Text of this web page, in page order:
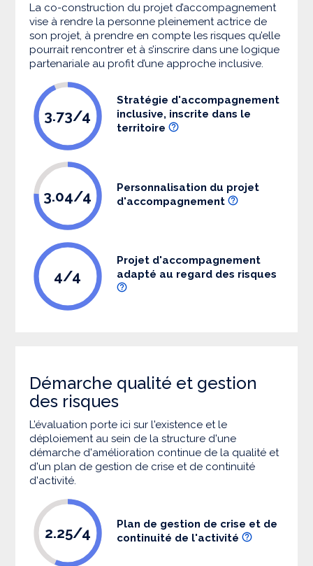
La co-construction du projet d’accompagnement
vise à rendre la personne pleinement actrice de
son projet, à prendre en compte les risques qu’elle
pourrait rencontrer et à s’inscrire dans une logique
partenariale au profit d’une approche inclusive.
3.73/4
Stratégie d'accompagnement
inclusive, inscrite dans le
territoire
3.04/4
Personnalisation du projet
d'accompagnement
4/4
Projet d'accompagnement
adapté au regard des risques
Démarche qualité et gestion
des risques
L’évaluation porte ici sur l'existence et le
déploiement au sein de la structure d'une
démarche d'amélioration continue de la qualité et
d'un plan de gestion de crise et de continuité
d'activité.
2.25/4
Plan de gestion de crise et de
continuité de l'activité